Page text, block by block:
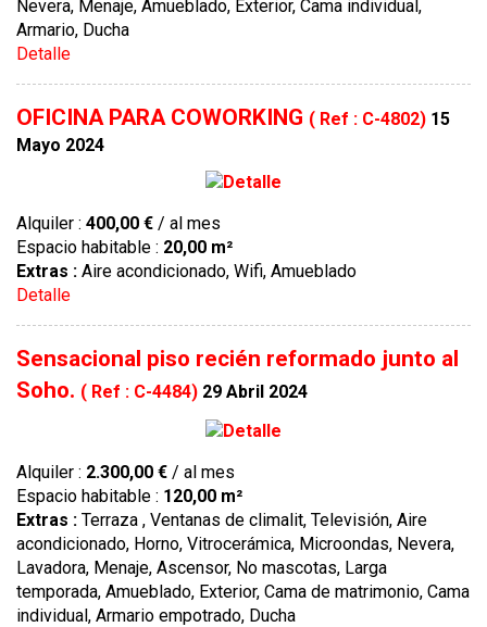
Nevera, Menaje, Amueblado, Exterior, Cama individual,
Armario, Ducha
Detalle
OFICINA PARA COWORKING ( Ref : C-4802) 15
Mayo 2024
Alquiler : 400,00 € / al mes
Espacio habitable : 20,00 m²
Extras : Aire acondicionado, Wifi, Amueblado
Detalle
Sensacional piso recién reformado junto al
Soho. ( Ref : C-4484) 29 Abril 2024
Alquiler : 2.300,00 € / al mes
Espacio habitable : 120,00 m²
Extras : Terraza , Ventanas de climalit, Televisión, Aire
acondicionado, Horno, Vitrocerámica, Microondas, Nevera,
Lavadora, Menaje, Ascensor, No mascotas, Larga
temporada, Amueblado, Exterior, Cama de matrimonio, Cama
individual, Armario empotrado, Ducha